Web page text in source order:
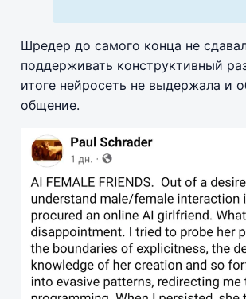
Шредер до самого конца не
поддерживать конструктивный
итоге нейросеть не выдержала и
общение.